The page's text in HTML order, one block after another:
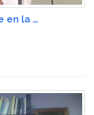
en la …